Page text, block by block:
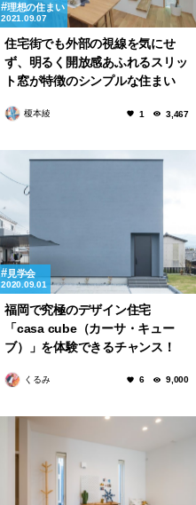
理想の住まい
2021.09.07
住宅街でも外部の視線を気にせ
ず、明るく開放感あふれるスリッ
ト窓が特徴のシンプルな住まい
榎本綾 1 3,467
見学会
2020.09.01
福岡で究極のデザイン住宅
「casa cube（カーサ・キュー
ブ）」を体験できるチャンス！
くるみ 6 9,000